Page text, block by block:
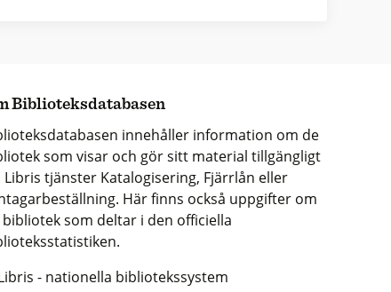
Biblioteksdatabasen
innehåller information om de
som visar och gör sitt material tillgängligt
Libris tjänster Katalogisering, Fjärrlån eller
Här finns också uppgifter om
bibliotek som deltar i den officiella
- nationella bibliotekssystem